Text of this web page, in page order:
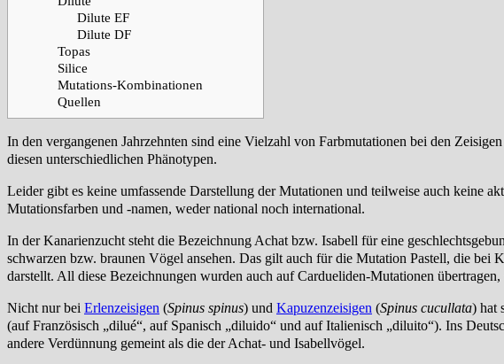
Dilute EF
Dilute DF
Topas
Silice
Mutations-Kombinationen
Quellen
In den vergangenen Jahrzehnten sind eine Vielzahl von Farbmutationen bei den
diesen unterschiedlichen Phänotypen.
Leider gibt es keine umfassende Darstellung der Mutationen und teilweise auch keine
Mutationsfarben und -namen, weder national noch international.
In der Kanarienzucht steht die Bezeichnung Achat bzw. Isabell für eine
schwarzen bzw. braunen Vögel ansehen. Das gilt auch für die Mutation Pastell, die bei
darstellt. All diese Bezeichnungen wurden auch auf Cardueliden-Mutationen übertragen,
Nicht nur bei Erlenzeisigen (Spinus spinus) und Kapuzenzeisigen (Spinus cucullata) hat
(auf Französisch „dilué“, auf Spanisch „diluido“ und auf Italienisch „diluito“). Ins
andere Verdünnung gemeint als die der Achat- und Isabellvögel.